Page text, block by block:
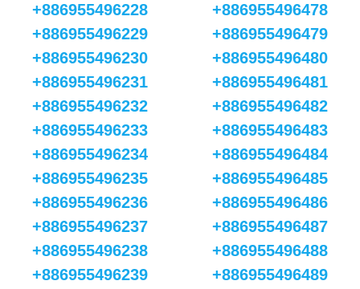
+886955496228
+886955496229
+886955496230
+886955496231
+886955496232
+886955496233
+886955496234
+886955496235
+886955496236
+886955496237
+886955496238
+886955496239
+886955496478
+886955496479
+886955496480
+886955496481
+886955496482
+886955496483
+886955496484
+886955496485
+886955496486
+886955496487
+886955496488
+886955496489